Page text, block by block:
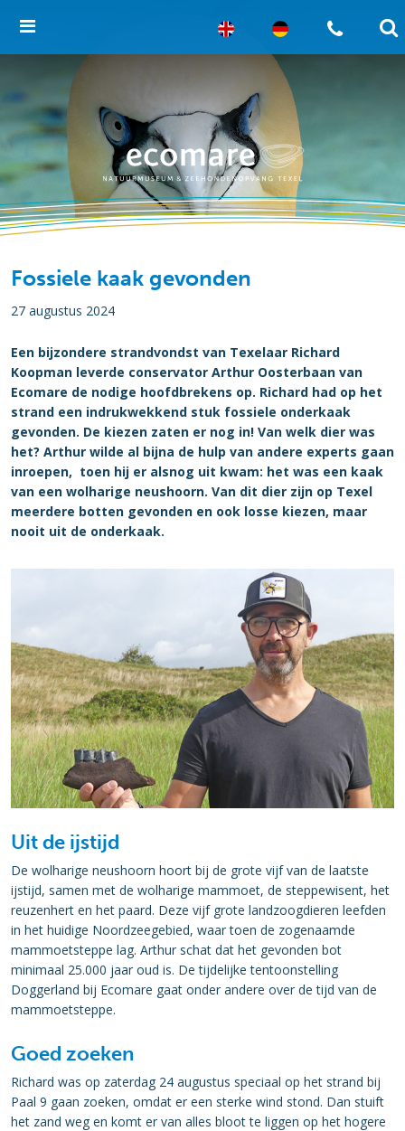
Fossiele kaak gevonden
27 augustus 2024
Een bijzondere strandvondst van Texelaar Richard
Koopman leverde conservator Arthur Oosterbaan van
Ecomare de nodige hoofdbrekens op. Richard had op het
strand een indrukwekkend stuk fossiele onderkaak
gevonden. De kiezen zaten er nog in! Van welk dier was
het? Arthur wilde al bijna de hulp van andere experts gaan
inroepen, toen hij er alsnog uit kwam: het was een kaak
van een wolharige neushoorn. Van dit dier zijn op Texel
meerdere botten gevonden en ook losse kiezen, maar
nooit uit de onderkaak.
Uit de ijstijd
De wolharige neushoorn hoort bij de grote vijf van de laatste
ijstijd, samen met de wolharige mammoet, de steppewisent, het
reuzenhert en het paard. Deze vijf grote landzoogdieren leefden
in het huidige Noordzeegebied, waar toen de zogenaamde
mammoetsteppe lag. Arthur schat dat het gevonden bot
minimaal 25.000 jaar oud is. De tijdelijke tentoonstelling
Doggerland bij Ecomare gaat onder andere over de tijd van de
mammoetsteppe.
Goed zoeken
Richard was op zaterdag 24 augustus speciaal op het strand bij
Paal 9 gaan zoeken, omdat er een sterke wind stond. Dan stuift
het zand weg en komt er van alles bloot te liggen op het hogere